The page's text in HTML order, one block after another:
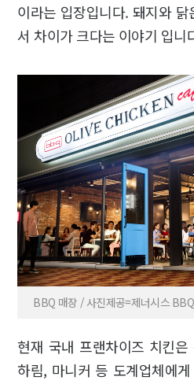
이라는 입장입니다. 돼지와
서 차이가 크다는 이야기 입니
BBQ 매장 / 사진제공=제너시스 BBQ
현재 국내 프랜차이즈 치킨
하림, 마니커 등 도계업체에